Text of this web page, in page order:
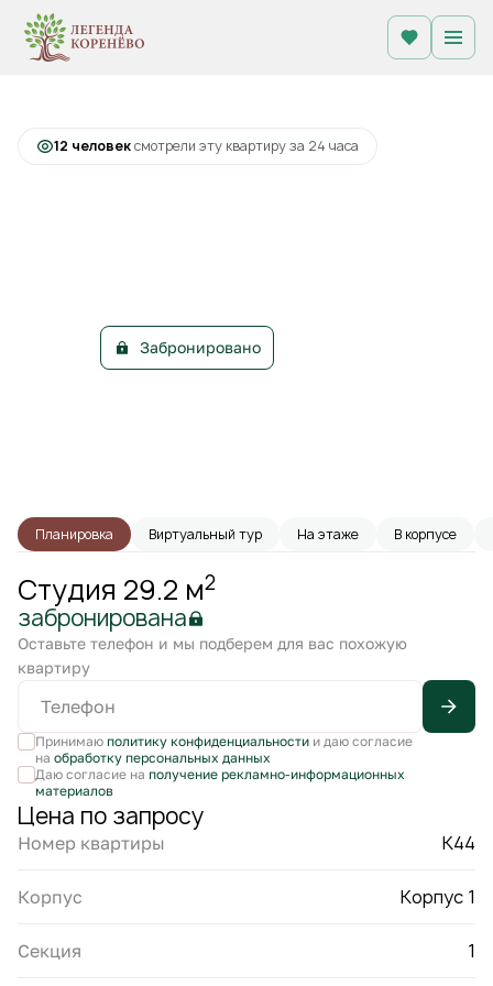
Студия29.2 м2 Цена по запросу
12 человексмотрели эту квартиру за 24 часа
Забронировано
Планировка Виртуальный тур На этаже В корпусе
Студия 29.2 м2
забронирована
Оставьте телефон и мы подберем для вас похожую
квартиру
Принимаю политику конфиденциальностии даю согласие
на обработку персональных данных
Даю согласие на получение рекламно-информационных
материалов
Цена по запросу
Номер квартиры К44
Корпус Корпус 1
Секция 1